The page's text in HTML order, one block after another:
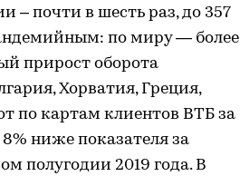
– почти в шесть раз, до 357
по миру — более
прирост оборота
Хорватия, Греция,
по картам клиентов ВТБ за
ниже показателя за
полугодии 2019 года. В